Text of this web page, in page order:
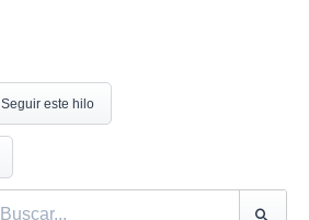
Seguir este hilo